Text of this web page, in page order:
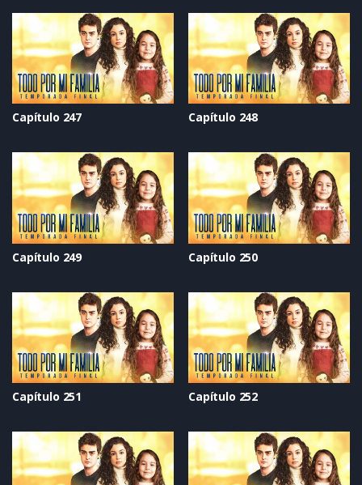
Capítulo 247 Capítulo 248
Capítulo 249 Capítulo 250
Capítulo 251 Capítulo 252